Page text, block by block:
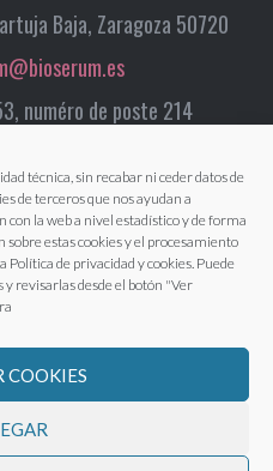
técnica, sin recabar ni ceder datos de
de terceros que nos ayudan a
la web a nivel estadístico y de forma
estas cookies y el procesamiento
Política de privacidad y cookies. Puede
revisarlas desde el botón "Ver
COOKIES
Baja, Zaragoza 50720
numéro de poste 214